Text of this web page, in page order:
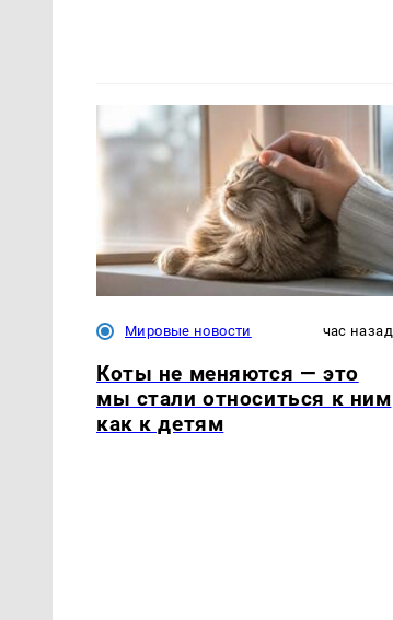
Мировые новости час назад
Коты не меняются — это
мы стали относиться к ним
как к детям